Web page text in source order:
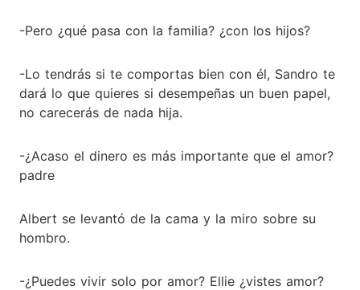
-Pero ¿qué pasa con la familia? ¿con los hijos?
-Lo tendrás si te comportas bien con él, Sandro te
dará lo que quieres si desempeñas un buen papel,
no carecerás de nada hija.
-¿Acaso el dinero es más importante que el amor?
padre
Albert se levantó de la cama y la miro sobre su
hombro.
-¿Puedes vivir solo por amor? Ellie ¿vistes amor?